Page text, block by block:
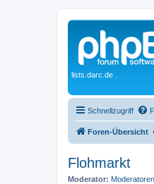
lists.darc.de .
Schnellzugriff
Foren-Übersicht
Flohmarkt
Moderator: Moderatoren